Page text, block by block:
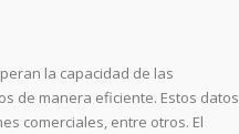
la capacidad de las
de manera eficiente. Estos datos
comerciales, entre otros. El